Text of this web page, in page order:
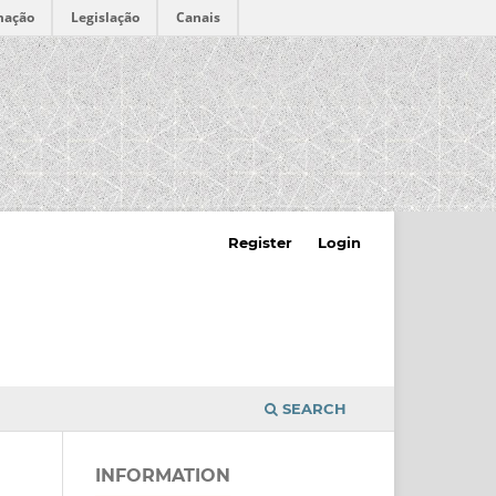
Legislação Canais
SEARCH
Register Login
INFORMATION